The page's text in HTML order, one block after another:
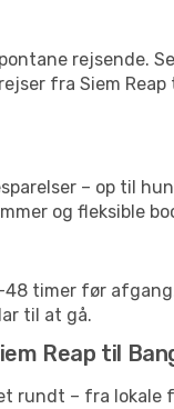
rejsende.
fra Siem
– op til
og fleksible
timer før
til at gå.
Reap til
rundt – fra